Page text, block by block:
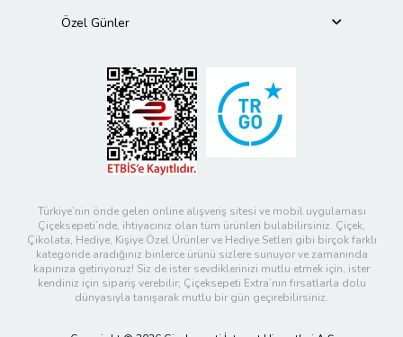
Özel Günler
Türkiye’nin önde gelen online alışveriş sitesi ve mobil uygulaması
Çiçeksepeti’nde, ihtiyacınız olan tüm ürünleri bulabilirsiniz. Çiçek,
Çikolata, Hediye, Kişiye Özel Ürünler ve Hediye Setleri gibi birçok farklı
kategoride aradığınız binlerce ürünü sizlere sunuyor ve zamanında
kapınıza getiriyoruz! Siz de ister sevdiklerinizi mutlu etmek için, ister
kendiniz için sipariş verebilir; Çiçeksepeti Extra’nın fırsatlarla dolu
dünyasıyla tanışarak mutlu bir gün geçirebilirsiniz.